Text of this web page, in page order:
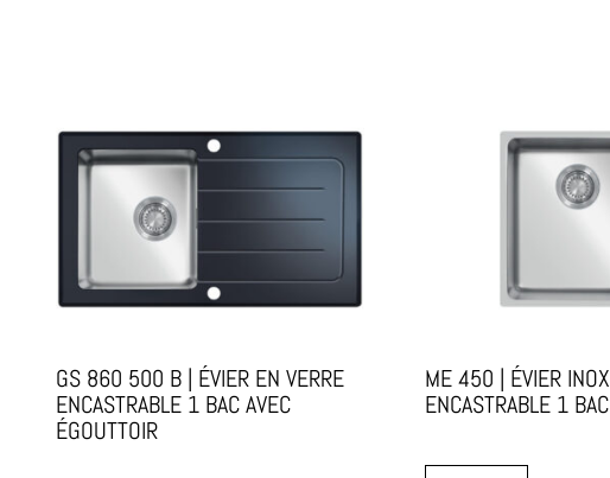
GS 860 500 B | ÉVIER EN VERRE
ENCASTRABLE 1 BAC AVEC
ÉGOUTTOIR
ME 450 | ÉVIER INOX
ENCASTRABLE 1 BAC